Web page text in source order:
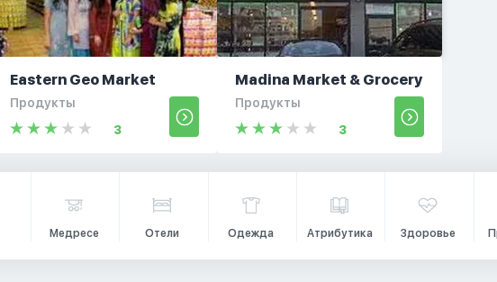
Eastern Geo Market
Продукты
3
Madina Market & Grocery
Продукты
3
Медресе Отели Одежда Атрибутика Здоровье